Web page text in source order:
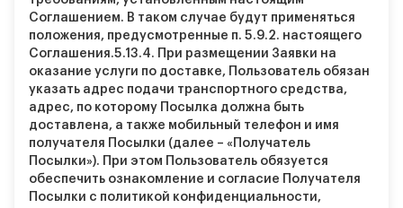
Соглашением. В таком случае будут применяться
положения, предусмотренные п. 5.9.2. настоящего
Соглашения.5.13.4. При размещении Заявки на
оказание услуги по доставке, Пользователь обязан
указать адрес подачи транспортного средства,
адрес, по которому Посылка должна быть
доставлена, а также мобильный телефон и имя
получателя Посылки (далее – «Получатель
Посылки»). При этом Пользователь обязуется
обеспечить ознакомление и согласие Получателя
Посылки с политикой конфиденциальности,